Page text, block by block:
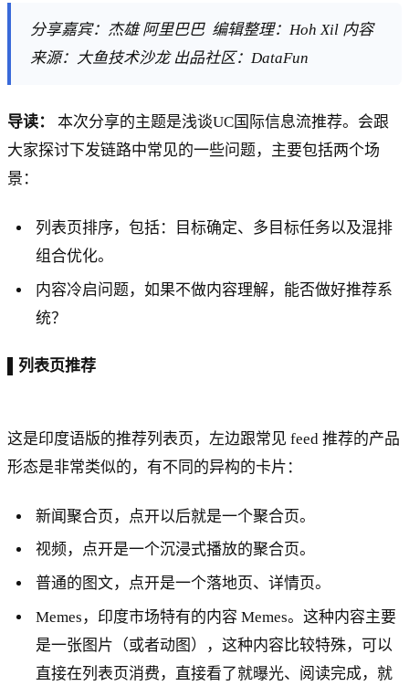
分享嘉宾：杰雄 阿里巴巴 编辑整理：Hoh Xil 内容
来源：大鱼技术沙龙 出品社区：DataFun
导读：
本次分享的主题是浅谈UC国际信息流推荐。会跟
大家探讨下发链路中常见的一些问题，主要包括两个场
景：
列表页排序，包括：目标确定、多目标任务以及混排
组合优化。
内容冷启问题，如果不做内容理解，能否做好推荐系
统？
▌列表页推荐
这是印度语版的推荐列表页，左边跟常见 feed 推荐的产品
形态是非常类似的，有不同的异构的卡片：
新闻聚合页，点开以后就是一个聚合页。
视频，点开是一个沉浸式播放的聚合页。
普通的图文，点开是一个落地页、详情页。
Memes，印度市场特有的内容 Memes。这种内容主要
是一张图片（或者动图），这种内容比较特殊，可以
直接在列表页消费，直接看了就曝光、阅读完成，就